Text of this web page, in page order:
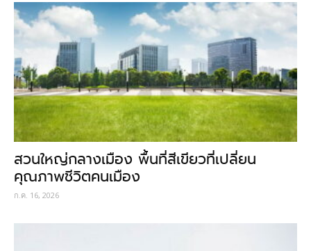
สวนใหญ่กลางเมือง พื้นที่สีเขียวที่เปลี่ยน
คุณภาพชีวิตคนเมือง
ก.ค. 16, 2026